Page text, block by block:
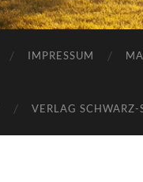
IMPRESSUM
VERLAG SCHWARZ-